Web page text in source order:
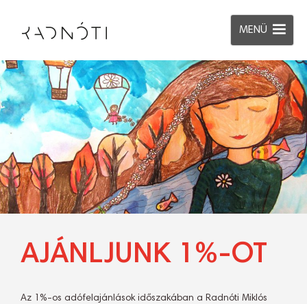
MENÜ
AJÁNLJUNK 1%-OT
Az 1%-os adófelajánlások időszakában a Radnóti Miklós